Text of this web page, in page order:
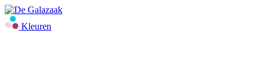
Kleuren